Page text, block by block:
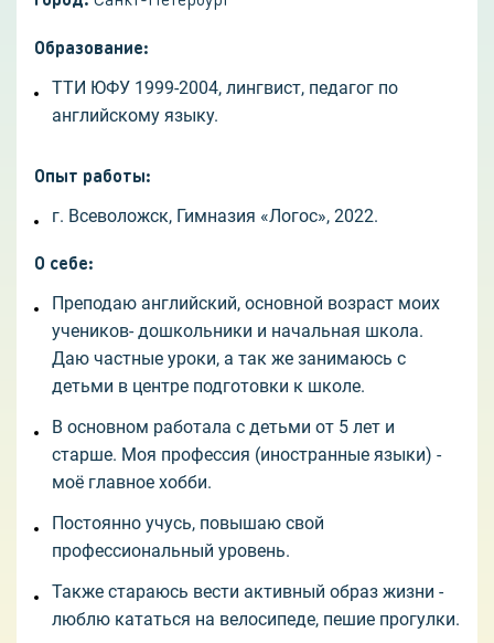
Образование:
ТТИ ЮФУ 1999-2004, лингвист, педагог по
английскому языку.
Опыт работы:
г. Всеволожск, Гимназия «Логос», 2022.
О себе:
Преподаю английский, основной возраст моих
учеников- дошкольники и начальная школа.
Даю частные уроки, а так же занимаюсь с
детьми в центре подготовки к школе.
В основном работала с детьми от 5 лет и
старше. Моя профессия (иностранные языки) -
моë главное хобби.
Постоянно учусь, повышаю свой
профессиональный уровень.
Также стараюсь вести активный образ жизни -
люблю кататься на велосипеде, пешие прогулки.